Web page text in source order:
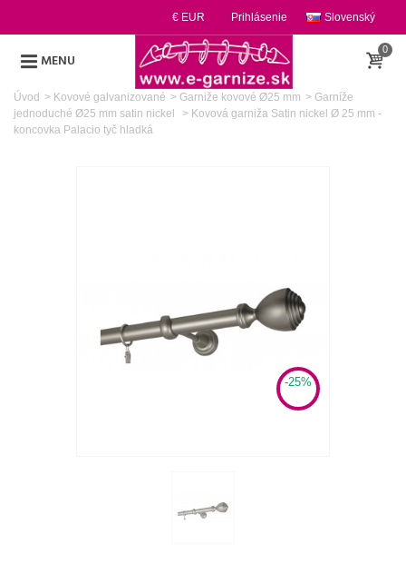
Slovenský
Prihlásenie
€ EUR
MENU
0
Úvod > Kovové galvanizované > Garniže kovové Ø25 mm > Garníže
jednoduché Ø25 mm satin nickel
> Kovová garniža Satin nickel Ø 25 mm -
koncovka Palacio tyč hladká
-25%